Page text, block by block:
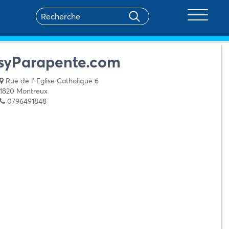
Rue de l' Eglise Catholique 6
1820 Montreux
0796491848